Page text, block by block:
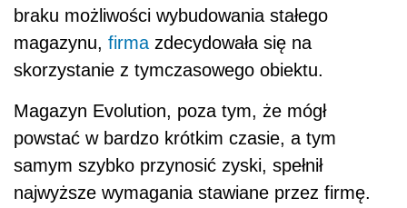
braku możliwości wybudowania stałego
magazynu, firma zdecydowała się na
skorzystanie z tymczasowego obiektu.
Magazyn Evolution, poza tym, że mógł
powstać w bardzo krótkim czasie, a tym
samym szybko przynosić zyski, spełnił
najwyższe wymagania stawiane przez firmę.